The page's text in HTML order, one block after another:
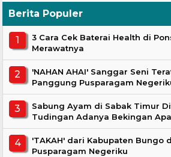
Berita Populer
3 Cara Cek Baterai Health di
Merawatnya
'NAHAN AHAI' Sanggar Seni
Panggung Pusparagam
Sabung Ayam di Sabak Timur
Tudingan Adanya Bekingan
'TAKAH' dari Kabupaten Bungo
Pusparagam Negeriku